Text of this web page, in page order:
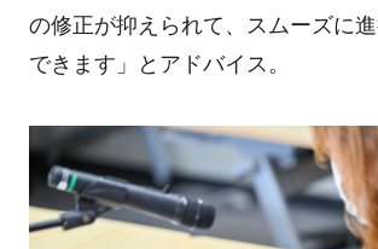
の修正が抑えられて、スムーズに
できます」とアドバイス。